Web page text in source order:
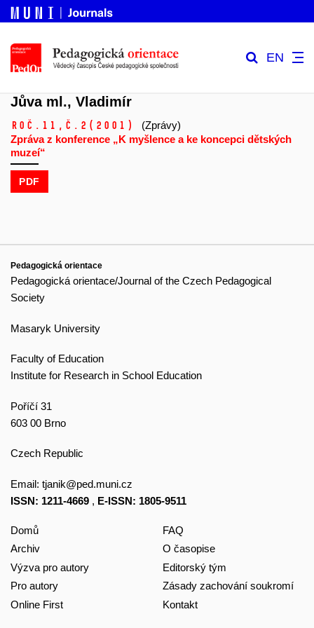
EN
Jůva ml., Vladimír
Roč.11, č.2 (2001)
(Zprávy)
Zpráva z konference „K myšlence a ke koncepci dětských
muzeí“
PDF
Pedagogická orientace
Pedagogická orientace/Journal of the Czech Pedagogical
Society
Masaryk University
Faculty of Education
Institute for Research in School Education
Poříčí 31
603 00 Brno
Czech Republic
Email: tjanik@ped.muni.cz
ISSN: 1211-4669 , E-ISSN: 1805-9511
Domů
Archiv
Výzva pro autory
Pro autory
Online First
FAQ
O časopise
Editorský tým
Zásady zachování soukromí
Kontakt